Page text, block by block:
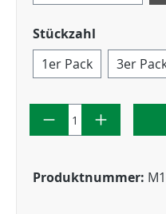
Stückzahl
1er Pack
3er
Produktnummer: